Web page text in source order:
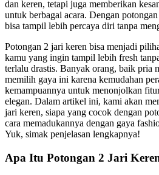
dan keren, tetapi juga memberikan
untuk berbagai acara. Dengan
bisa tampil lebih percaya diri tanpa
Potongan 2 jari keren bisa menjadi
kamu yang ingin tampil lebih fresh
terlalu drastis. Banyak orang, baik pria
memilih gaya ini karena kemudahan
kemampuannya untuk menonjolkan
elegan. Dalam artikel ini, kami akan
jari keren, siapa yang cocok dengan
cara memadukannya dengan gaya
Yuk, simak penjelasan lengkapnya!
Apa Itu Potongan 2 Jari